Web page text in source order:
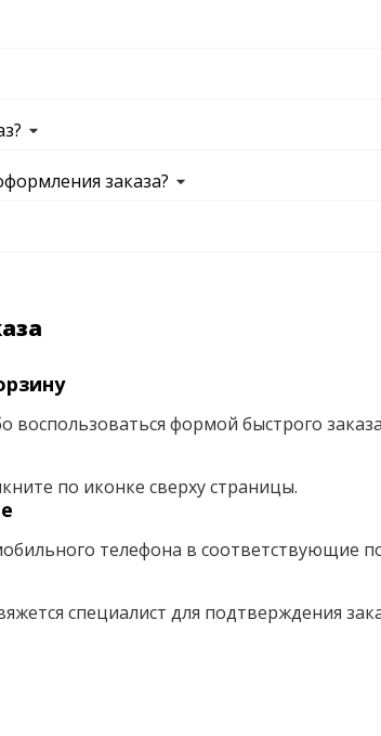
заказа?
формой быстрого
по иконке сверху страницы.
телефона в соответствующие
специалист для подтверждения